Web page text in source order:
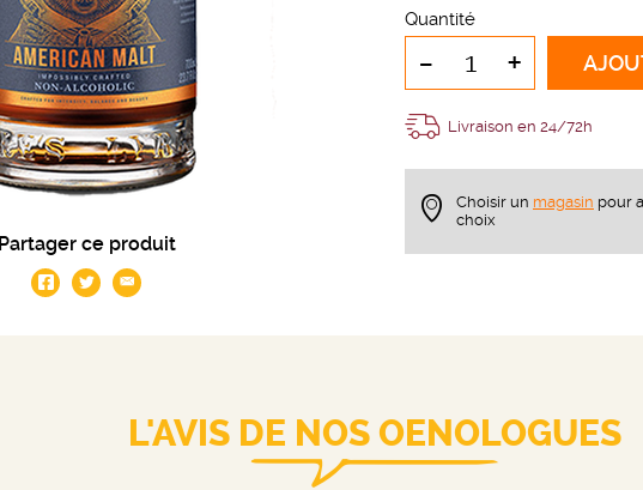
Partager ce produit
Quantité
- +
Livraison en 24/72h
Choisir un magasin pour
choix
L'AVIS DE NOS OENOLOGUES